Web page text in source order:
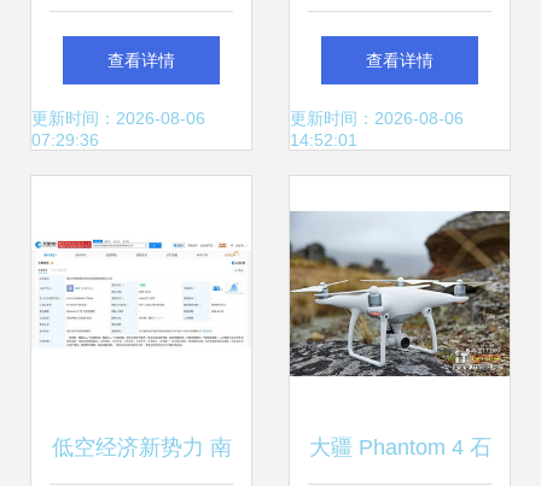
关联企业成立新公
司，剑指智能无人
查看详情
更新时间：2026-08-06
07:29:36
无人飞行器的创新
与未来
查看详情
更新时间：2026-08-06
14:52:01
低空经济新势力 南 大疆 Phantom 4 石